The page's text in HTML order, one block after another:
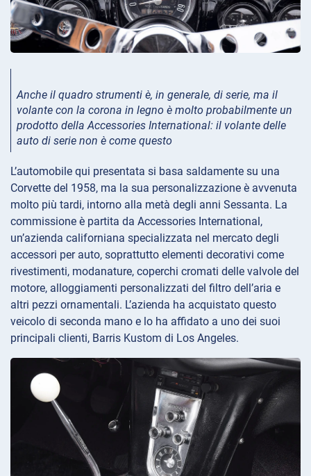
Anche il quadro strumenti è, in generale, di serie, ma il
volante con la corona in legno è molto probabilmente un
prodotto della Accessories International: il volante delle
auto di serie non è come questo
L’automobile qui presentata si basa saldamente su una
Corvette del 1958, ma la sua personalizzazione è avvenuta
molto più tardi, intorno alla metà degli anni Sessanta. La
commissione è partita da Accessories International,
un’azienda californiana specializzata nel mercato degli
accessori per auto, soprattutto elementi decorativi come
rivestimenti, modanature, coperchi cromati delle valvole del
motore, alloggiamenti personalizzati del filtro dell’aria e
altri pezzi ornamentali. L’azienda ha acquistato questo
veicolo di seconda mano e lo ha affidato a uno dei suoi
principali clienti, Barris Kustom di Los Angeles.